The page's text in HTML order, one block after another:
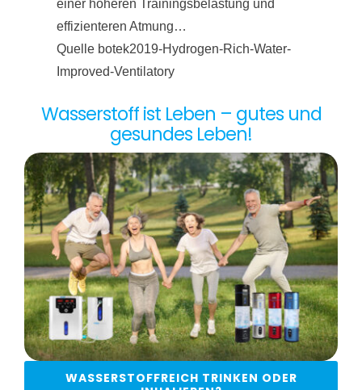
einer höheren Trainingsbelastung und
effizienteren Atmung…
Quelle botek2019-Hydrogen-Rich-Water-
Improved-Ventilatory
Wasserstoff ist Leben – gutes und
gesundes Leben!
WASSERSTOFFREICH TRINKEN ODER